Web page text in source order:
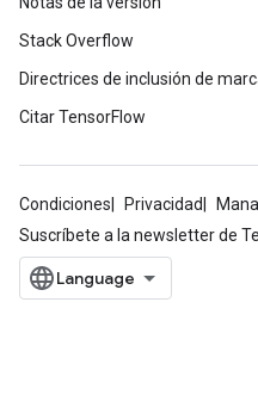
Stack Overflow
Directrices de inclusión de
Citar TensorFlow
Condiciones Privacidad
Suscríbete a la newsletter de